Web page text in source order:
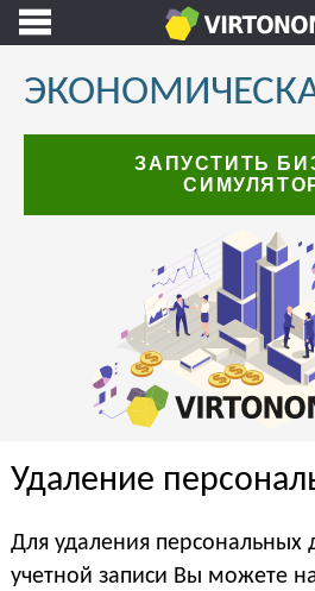
ЗАПУСТИТЬ
Удаление
Для удаления
учетной записи Вы можете